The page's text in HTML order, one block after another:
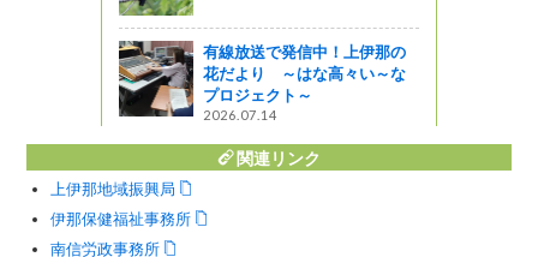
有線放送で発信中！上伊那の
花だより ～はな高々い～な
プロジェクト～
2026.07.14
関連リンク
上伊那地域振興局
伊那保健福祉事務所
南信労政事務所